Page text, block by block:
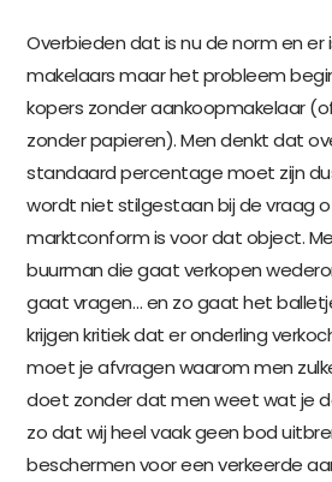
Overbieden dat is nu de norm en er
makelaars maar het probleem
kopers zonder aankoopmakelaar
zonder papieren). Men denkt dat
standaard percentage moet zijn
wordt niet stilgestaan bij de vraag
marktconform is voor dat object.
buurman die gaat verkopen
gaat vragen… en zo gaat het
krijgen kritiek dat er onderling
moet je afvragen waarom men
doet zonder dat men weet wat je
zo dat wij heel vaak geen bod
beschermen voor een verkeerde